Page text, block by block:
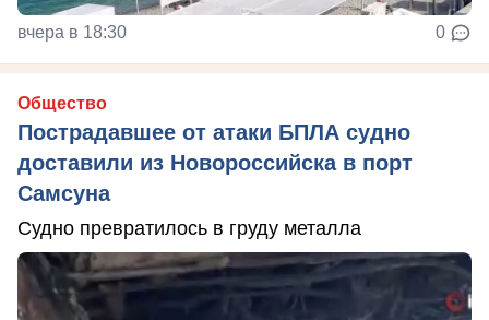
вчера в 18:30 0
Общество
Пострадавшее от атаки БПЛА судно
доставили из Новороссийска в порт
Самсуна
Судно превратилось в груду металла